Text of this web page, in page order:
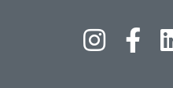
Social
Media